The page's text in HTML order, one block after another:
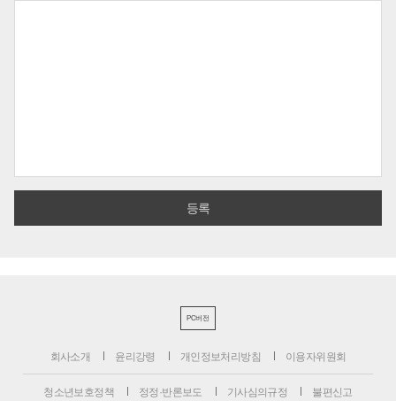
PC버전
회사소개 윤리강령 개인정보처리방침 이용자위원회
청소년보호정책 정정·반론보도 기사심의규정 불편신고